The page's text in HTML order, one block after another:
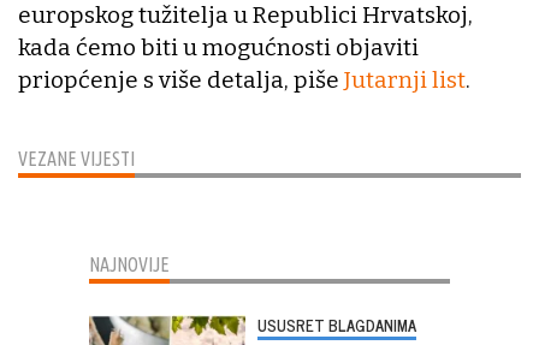
VEZANE VIJESTI
europskog tužitelja u Republici Hrvatskoj,
kada ćemo biti u mogućnosti objaviti
priopćenje s više detalja, piše Jutarnji list.
NAJNOVIJE
USUSRET BLAGDANIMA